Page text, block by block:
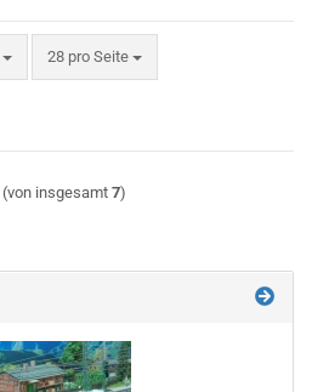
28 pro Seite
pro Seite
(von insgesamt 7)